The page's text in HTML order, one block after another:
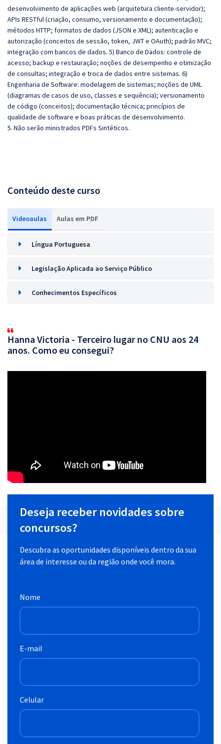
desenvolvimento de aplicações web (arquitetura cliente-servidor);
APIs RESTful (criação, consumo, versionamento e documentação);
métodos HTTP; formatos de dados (JSON e XML); autenticação e
autorização (conceitos de sessão, token, JWT e OAuth); padrão MVC;
integração com bancos de dados. 5) Banco de Dados: controle de
acesso; backup e restauração; noções de desempenho e otimização
de consultas; integração e troca de dados entre sistemas. 6)
Engenharia de Software: modelagem de sistemas; noções de UML
(diagramas de casos de uso, classes e sequência); versionamento
de código (conceitos); documentação técnica; princípios de
qualidade de software e boas práticas de desenvolvimento.
5. Não serão ministrados PDFs Sintéticos.
Conteúdo deste curso
Videoaulas Aulas em PDF
Língua Portuguesa
Legislação Aplicada ao Serviço Público
Conhecimentos Específicos
Hanna Victoria - Terceiro lugar no CNU aos 24
anos. Como eu consegui?
Deseja receber novidades sobre
concursos?
Descubra as oportunidades disponíveis dentro da sua
área de interesse ou da região onde você mora.
Nome
E-mail
Celular